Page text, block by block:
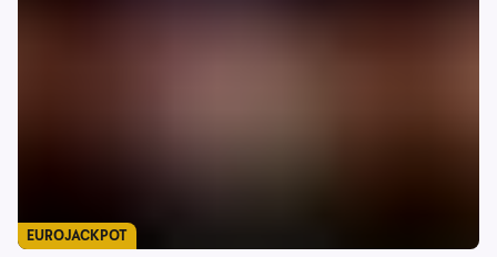
EUROJACKPOT